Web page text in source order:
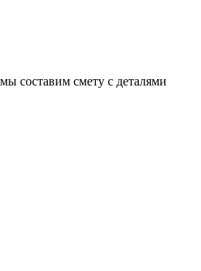
составим смету с деталями